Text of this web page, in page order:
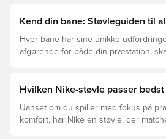
Kend din bane: Støvleguiden til
Hver bane har sine unikke
afgørende for både din præstation,
støvler der er det bedste valg til de
Hvilken Nike-støvle passer bedst
Uanset om du spiller med fokus på
komfort, har Nike en støvle, der